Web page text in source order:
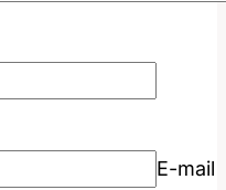
E-mail